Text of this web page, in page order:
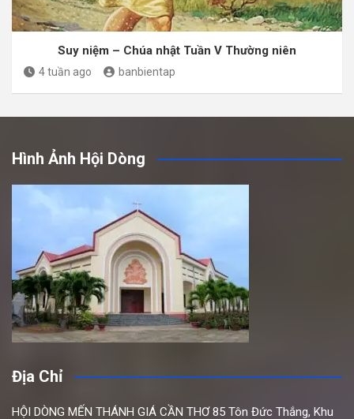
Suy niệm – Chúa nhật Tuần V Thường niên
4 tuần ago banbientap
Hình Ảnh Hội Dòng
Địa Chỉ
HỘI DÒNG MẾN THÁNH GIÁ CẦN THƠ 85 Tôn Đức Thắng, Khu